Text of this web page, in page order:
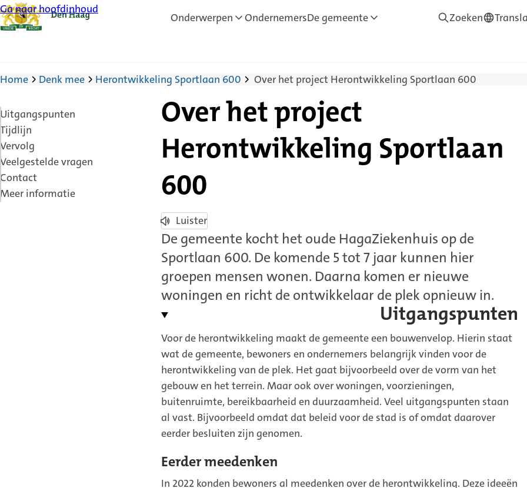
Ga naar hoofdinhoud
Onderwerpen OndernemersDe gemeente Zoeken—
Home Denk mee Herontwikkeling Sportlaan 600 Over het project Herontwikkeling Sportlaan 600
Uitgangspunten
Tijdlijn
Vervolg
Veelgestelde vragen
Contact
Meer informatie
Over het project
Herontwikkeling Sportlaan
600
Luister
De gemeente kocht het oude HagaZiekenhuis op de
Sportlaan 600. De komende 5 tot 7 jaar kunnen hier
groepen mensen wonen. Daarna komen er nieuwe
woningen en richt de ontwikkelaar de plek opnieuw in.
Uitgangspunten
Voor de herontwikkeling maakt de gemeente een bouwenvelop. Hierin staat
wat de gemeente, bewoners en ondernemers belangrijk vinden voor de
herontwikkeling van de plek. Het gaat bijvoorbeeld over de vorm van het
gebouw en het terrein. Maar ook over woningen, voorzieningen,
buitenruimte, bereikbaarheid en duurzaamheid. Veel uitgangspunten staan
al vast. Bijvoorbeeld omdat dat beleid voor de stad is of omdat daarover
eerder besluiten zijn genomen.
Eerder meedenken
In 2022 konden bewoners al meedenken over de herontwikkeling. Deze ideeën